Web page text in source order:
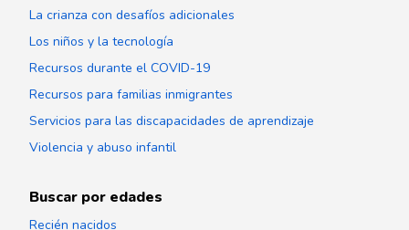
La crianza con desafíos adicionales
Los niños y la tecnología
Recursos durante el COVID-19
Recursos para familias inmigrantes
Servicios para las discapacidades de aprendizaje
Violencia y abuso infantil
Buscar por edades
Recién nacidos